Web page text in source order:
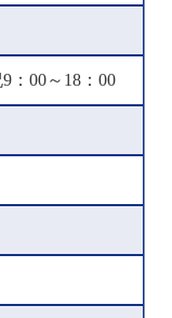
：00～18：00